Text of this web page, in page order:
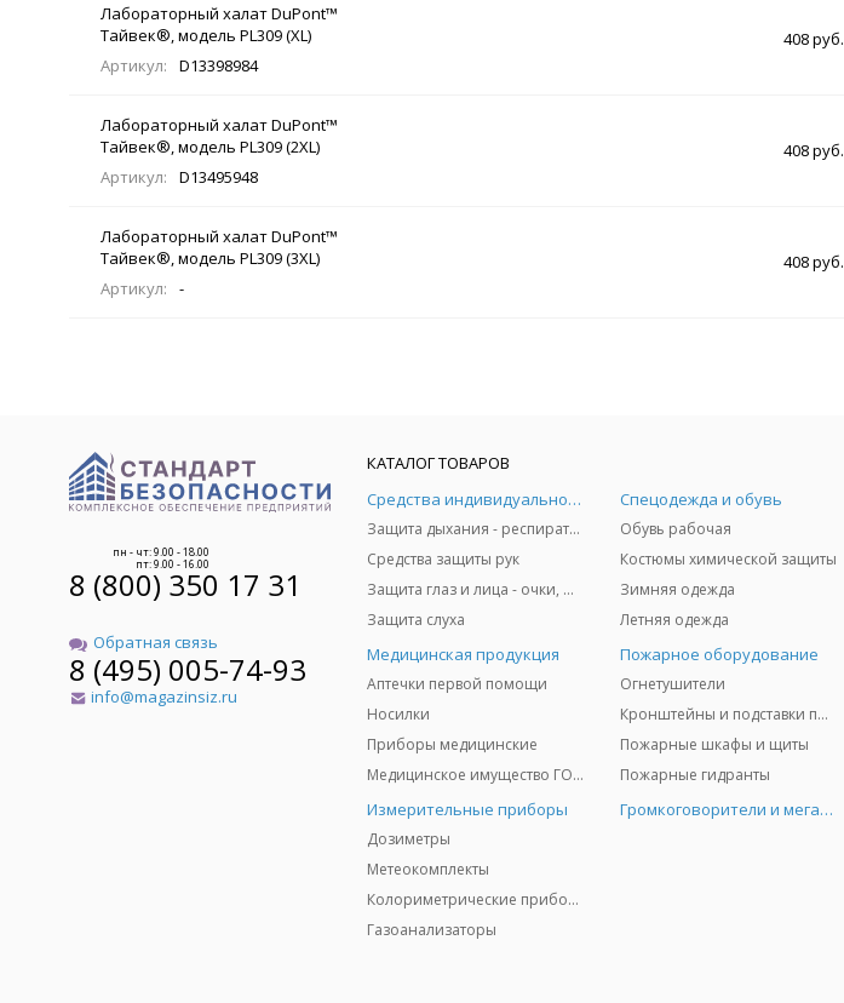
Лабораторный халат DuPont™
Тайвек®, модель PL309 (XL)
Артикул:
D13398984
408 руб.
Лабораторный халат DuPont™
Тайвек®, модель PL309 (2XL)
Артикул:
D13495948
408 руб.
Лабораторный халат DuPont™
Тайвек®, модель PL309 (3XL)
Артикул:
-
408 руб.
пн - чт: 9.00 - 18.00
пт: 9.00 - 16.00
8 (800) 350 17 31
Обратная связь
8 (495) 005-74-93
info@magazinsiz.ru
КАТАЛОГ ТОВАРОВ
Средства индивидуальной защиты
Защита дыхания - респираторы, противогазы, фильтры, дозиметры
Средства защиты рук
Защита глаз и лица - очки, щитки
Защита слуха
Спецодежда и обувь
Обувь рабочая
Костюмы химической защиты
Зимняя одежда
Летняя одежда
Медицинская продукция
Аптечки первой помощи
Носилки
Приборы медицинские
Медицинское имущество ГО и ЧС
Пожарное оборудование
Огнетушители
Кронштейны и подставки под огнетушители
Пожарные шкафы и щиты
Пожарные гидранты
Измерительные приборы
Дозиметры
Метеокомплекты
Колориметрические приборы
Газоанализаторы
Громкоговорители и мегафоны